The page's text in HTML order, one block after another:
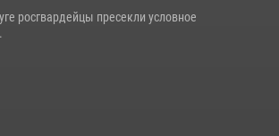
росгвардейцы пресекли условное